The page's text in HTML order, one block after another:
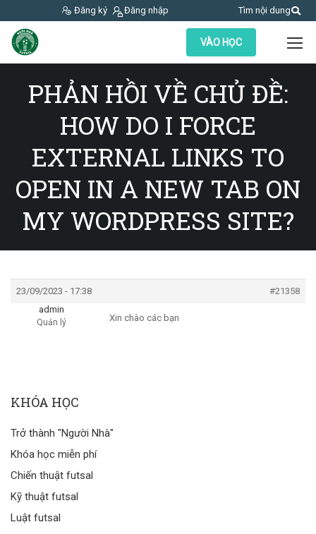
Đăng ký Đăng nhập Tìm nội dung
VÀO HỌC
PHẢN HỒI VỀ CHỦ ĐỀ:
HOW DO I FORCE
EXTERNAL LINKS TO
OPEN IN A NEW TAB ON
MY WORDPRESS SITE?
23/09/2023 - 17:38
#21358
admin
Quản lý Xin chào các bạn
KHÓA HỌC
Trở thành "Người Nhà"
Khóa học miễn phí
Chiến thuật futsal
Kỹ thuật futsal
Luật futsal